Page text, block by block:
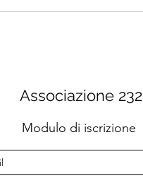
Associazione 232
Modulo di iscrizione